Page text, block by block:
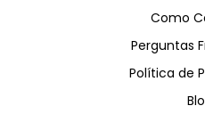
Como
Perguntas
Política de